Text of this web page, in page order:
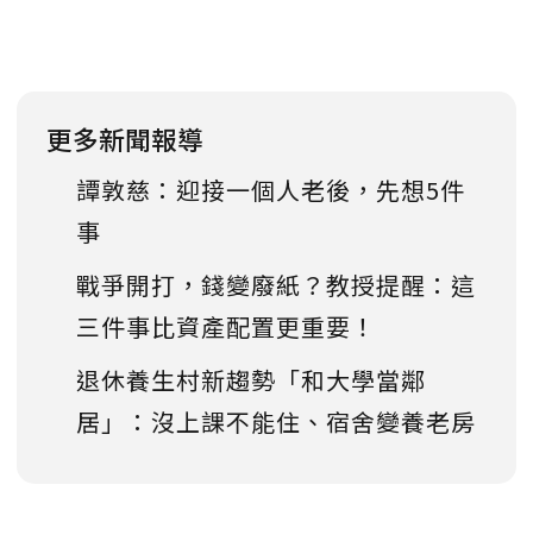
更多新聞報導
譚敦慈：迎接一個人老後，先想5件
事
戰爭開打，錢變廢紙？教授提醒：這
三件事比資產配置更重要！
退休養生村新趨勢「和大學當鄰
居」：沒上課不能住、宿舍變養老房